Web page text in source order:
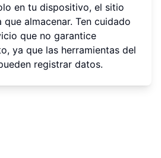
en tu dispositivo, el sitio
almacenar. Ten cuidado
que no garantice
ya que las herramientas del
registrar datos.